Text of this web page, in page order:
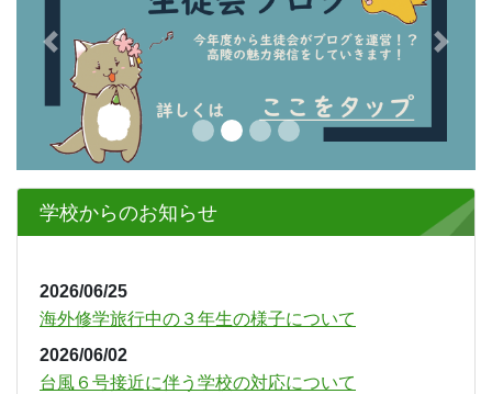
Previous Next
学校からのお知らせ
2026/06/25
海外修学旅行中の３年生の様子について
2026/06/02
台風６号接近に伴う学校の対応について